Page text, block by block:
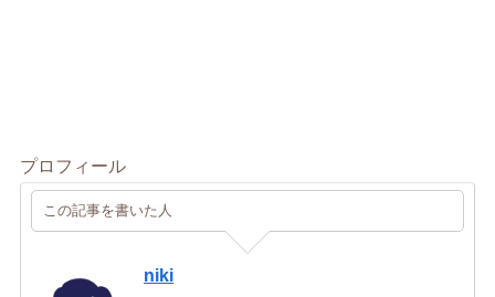
プロフィール
この記事を書いた人
niki